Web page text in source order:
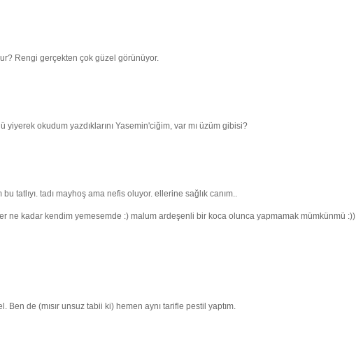
Rengi gerçekten çok güzel görünüyor.
yiyerek okudum yazdıklarını Yasemin'ciğim, var mı üzüm gibisi?
tatlıyı. tadı mayhoş ama nefis oluyor. ellerine sağlık canım..
ne kadar kendim yemesemde :) malum ardeşenli bir koca olunca yapmamak mümkünmü :))
Ben de (mısır unsuz tabii ki) hemen aynı tarifle pestil yaptım.